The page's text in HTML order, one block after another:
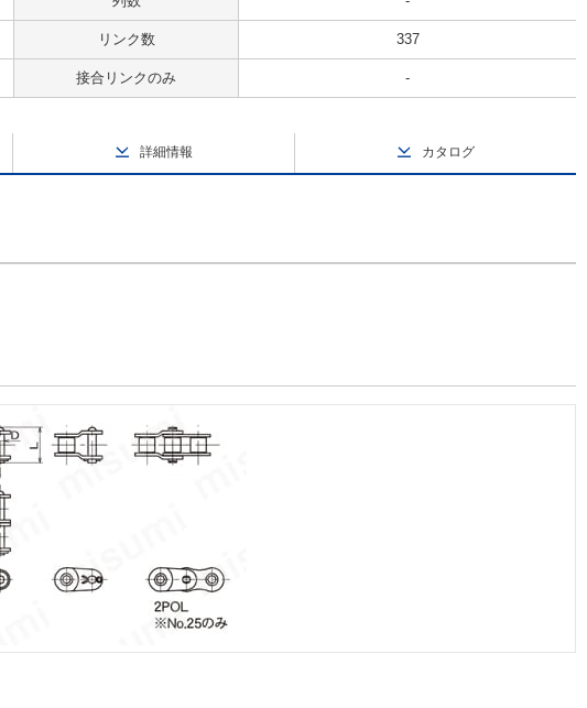
リンク数 337
接合リンクのみ -
詳細情報 カタログ